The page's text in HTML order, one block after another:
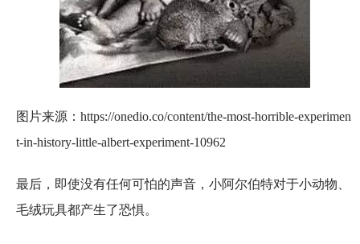
图片来源：https://onedio.co/content/the-most-horrible-experimen
t-in-history-little-albert-experiment-10962
最后，即使没有任何可怕的声音，小阿尔伯特对于小动物、
毛绒玩具都产生了恐惧。